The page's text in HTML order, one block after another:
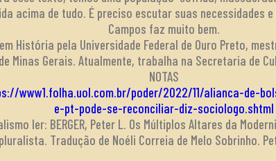
acima de tudo. É preciso escutar suas necessidades
Campos faz muito bem.
História pela Universidade Federal de Ouro Preto,
Minas Gerais. Atualmente, trabalha na Secretaria de
NOTAS
www1.folha.uol.com.br/poder/2022/11/alianca-de-
e-pt-pode-se-reconciliar-diz-sociologo.shtml
ler: BERGER, Peter L. Os Múltiplos Altares da
Tradução de Noéli Correia de Melo Sobrinho.